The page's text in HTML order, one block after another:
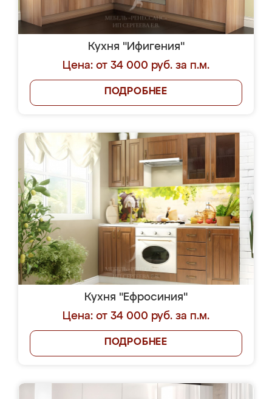
Кухня "Ифигения"
Цена: от 34 000 руб. за п.м.
ПОДРОБНЕЕ
Кухня "Ефросиния"
Цена: от 34 000 руб. за п.м.
ПОДРОБНЕЕ